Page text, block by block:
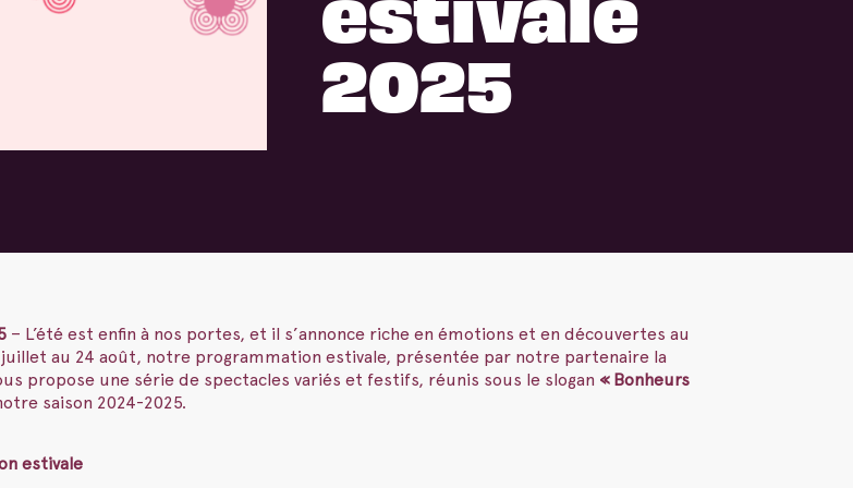
2025
– L’été est enfin à nos portes, et il s’annonce riche en émotions et en découvertes au
au 24 août, notre programmation estivale, présentée par notre partenaire la
propose une série de spectacles variés et festifs, réunis sous le slogan « Bonheurs
saison 2024-2025.
estivale